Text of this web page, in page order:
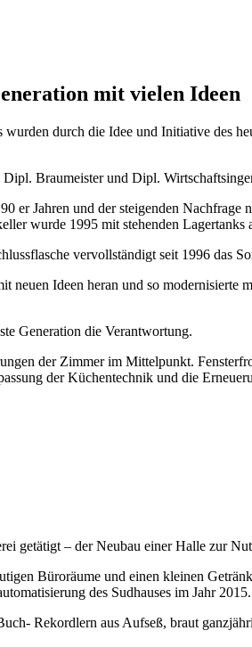
mit vielen Ideen
wurden durch die Idee und Initiative des
Braumeister und Dipl.
er Jahren und der steigenden
wurde 1995 mit stehenden Lagertanks
vervollständigt seit 1996 das
neuen Ideen heran und so
Generation die Verantwortung.
der Zimmer im Mittelpunkt.
der Küchentechnik und die
getätigt – der Neubau einer Halle zur
Büroräume und einen kleinen
des Sudhauses im Jahr 2015.
Rekordlern aus Aufseß, braut